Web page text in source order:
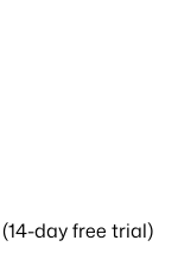
(14-day free trial)